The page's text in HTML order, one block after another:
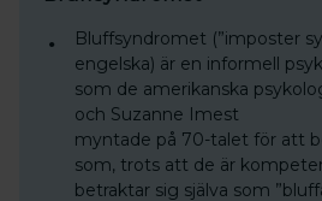
Bluffsyndromet (”imposter
engelska) är en informell
som de amerikanska
och Suzanne Imest
myntade på 70-talet för att
som, trots att de är
betraktar sig själva som